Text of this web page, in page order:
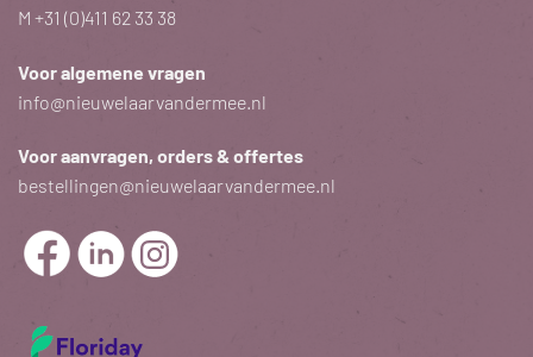
M +31 (0)411 62 33 38
Voor algemene vragen
info@nieuwelaarvandermee.nl
Voor aanvragen, orders & offertes
bestellingen@nieuwelaarvandermee.nl